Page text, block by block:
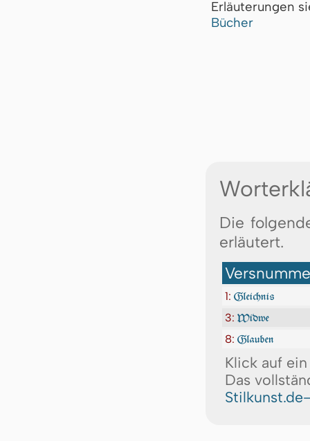
Erläuterungen
Bücher
Die
erläutert.
1: Gleichnis
3: Widwe
8: Glauben
Klick auf
Das